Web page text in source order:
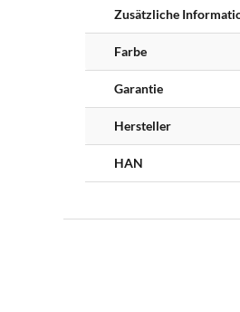
Zusätzliche
Farbe
Garantie
Hersteller
HAN